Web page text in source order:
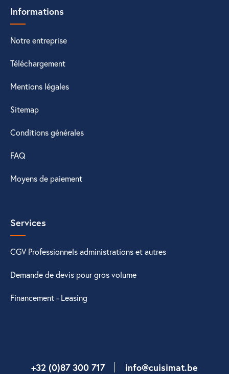
Informations
Notre entreprise
Téléchargement
Mentions légales
Sitemap
Conditions générales
FAQ
Moyens de paiement
Services
CGV Professionnels administrations et autres
Demande de devis pour gros volume
Financement - Leasing
+32 (0)87 300 717 info@cuisimat.be